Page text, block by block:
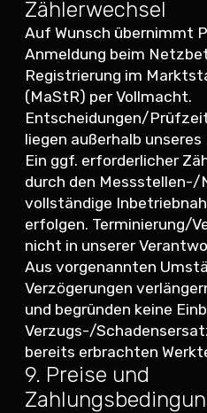
Zählerwechsel
Auf Wunsch übernimmt
Anmeldung beim
Registrierung im
(MaStR) per Vollmacht.
Entscheidungen/
liegen außerhalb
Ein ggf. erforderlicher
durch den Messstellen-/
vollständige
erfolgen. Terminierung/
nicht in unserer
Aus vorgenannten
Verzögerungen
und begründen keine
Verzugs-/
bereits erbrachten
9. Preise und